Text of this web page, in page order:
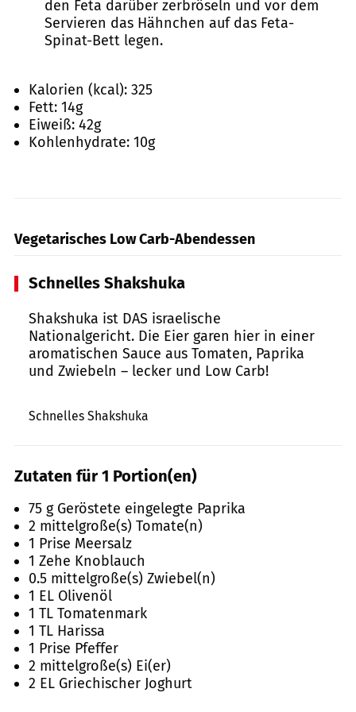
den Feta darüber zerbröseln und vor dem
Servieren das Hähnchen auf das Feta-
Spinat-Bett legen.
Kalorien (kcal): 325
Fett: 14g
Eiweiß: 42g
Kohlenhydrate: 10g
Vegetarisches Low Carb-Abendessen
Schnelles Shakshuka
Shakshuka ist DAS israelische
Nationalgericht. Die Eier garen hier in einer
aromatischen Sauce aus Tomaten, Paprika
und Zwiebeln – lecker und Low Carb!
Schnelles Shakshuka
Zutaten für 1 Portion(en)
75 g Geröstete eingelegte Paprika
2 mittelgroße(s) Tomate(n)
1 Prise Meersalz
1 Zehe Knoblauch
0.5 mittelgroße(s) Zwiebel(n)
1 EL Olivenöl
1 TL Tomatenmark
1 TL Harissa
1 Prise Pfeffer
2 mittelgroße(s) Ei(er)
2 EL Griechischer Joghurt